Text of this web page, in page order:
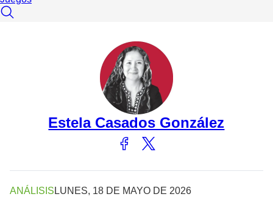
Estela Casados González
ANÁLISIS LUNES, 18 DE MAYO DE 2026